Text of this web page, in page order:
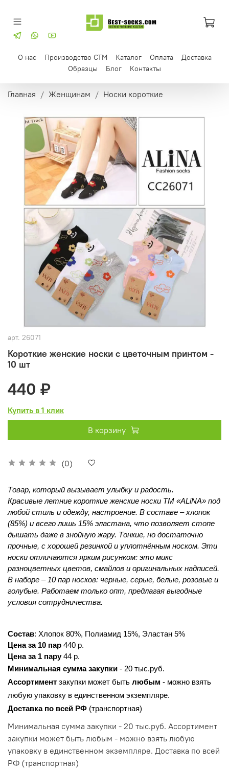
О нас Производство СТМ Каталог Оплата
Доставка
Образцы
Блог Контакты
Главная Женщинам Носки короткие
арт. 26071
Короткие женские носки с цветочным принтом -
10 шт
(0)
440 ₽
Купить в 1 клик
В корзину
Товар, который вызывает улыбку и радость.
Красивые летние короткие женские носки ТМ «ALiNA» под
любой стиль и одежду, настроение. В составе – хлопок
(85%) и всего лишь 15% эластана, что позволяет стопе
дышать даже в знойную жару. Тонкие, но достаточно
прочные, с хорошей резинкой и уплотнённым носком. Эти
носки отличаются ярким рисунком: это микс
разноцветных цветов, смайлов и оригинальных надписей.
В наборе – 10 пар носков: черные, серые, белые, розовые и
голубые. Работаем только опт, предлагая выгодные
условия сотрудничества.
Состав: Хлопок 80%, Полиамид 15%, Эластан 5%
Цена за 10 пар 440 р.
Цена за 1 пару 44 р.
Минимальная сумма закупки - 20 тыс.руб.
Ассортимент закупки может быть любым - можно взять
любую упаковку в единственном экземпляре.
Доставка по всей РФ (транспортная)
Минимальная сумма закупки - 20 тыс.руб. Ассортимент
закупки может быть любым - можно взять любую
упаковку в единственном экземпляре. Доставка по всей
РФ (транспортная)